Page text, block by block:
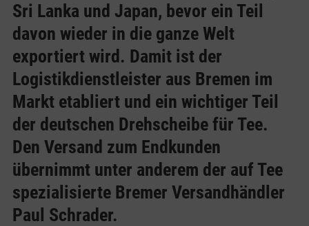
Sri Lanka und Japan, bevor ein Teil
davon wieder in die ganze Welt
exportiert wird. Damit ist der
Logistikdienstleister aus Bremen im
Markt etabliert und ein wichtiger Teil
der deutschen Drehscheibe für Tee.
Den Versand zum Endkunden
übernimmt unter anderem der auf Tee
spezialisierte Bremer Versandhändler
Paul Schrader.